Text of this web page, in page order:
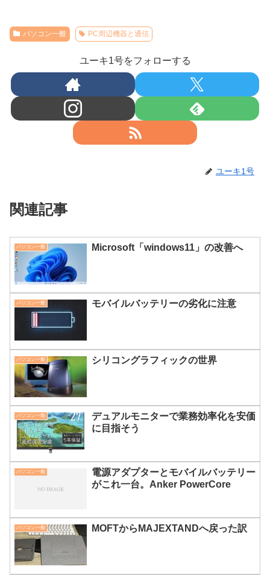
パソコン一般 PC周辺機器と通信
ユーキ1号をフォローする
ユーキ1号
関連記事
パソコン一般 Microsoft「windows11」の改善へ
パソコン一般 モバイルバッテリーの劣化に注意
パソコン一般 シリコングラフィックの世界
パソコン一般
デュアルモニターで業務効率化を安価
に目指そう
パソコン一般
電源アダプターとモバイルバッテリー
がこれ一台。Anker PowerCore
パソコン一般 MOFTからMAJEXTANDへ戻った訳